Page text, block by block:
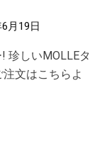
月19日
珍しいMOLLEタ
文はこちらよ